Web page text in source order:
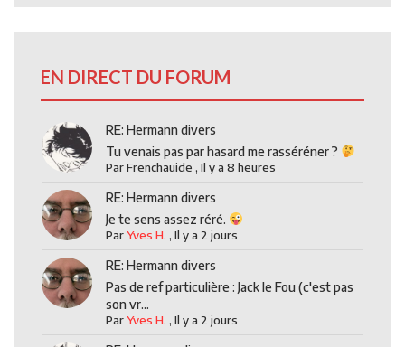
EN DIRECT DU FORUM
RE: Hermann divers
Tu venais pas par hasard me rasséréner ?
ParFrenchauide ,Il y a 8 heures
RE: Hermann divers
Je te sens assez réré.
ParYves H. ,Il y a 2 jours
RE: Hermann divers
Pas de ref particulière : Jack le Fou (c'est pas
son vr...
ParYves H. ,Il y a 2 jours